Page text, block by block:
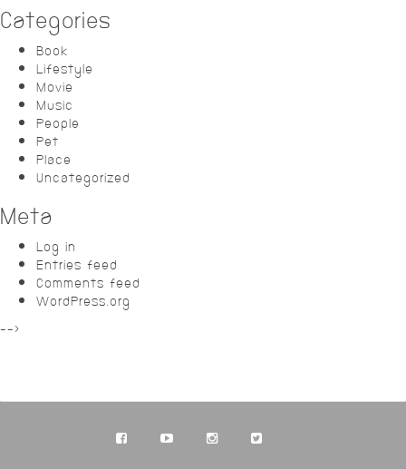
Categories
Book
Lifestyle
Movie
Music
People
Pet
Place
Uncategorized
Meta
Log in
Entries feed
Comments feed
WordPress.org
-->